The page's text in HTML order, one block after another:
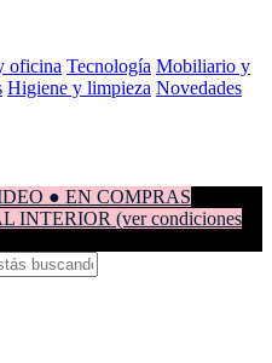
oficina Tecnología Mobiliario y
Higiene y limpieza Novedades
● EN COMPRAS
INTERIOR (ver condiciones